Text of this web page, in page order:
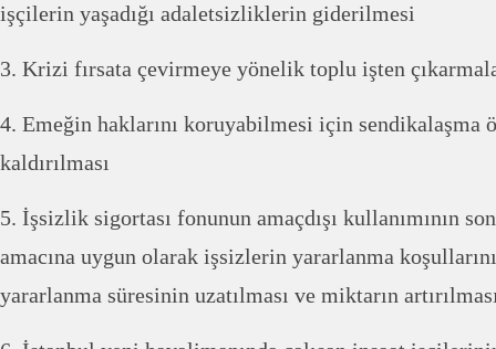
işçilerin yaşadığı adaletsizliklerin giderilmesi
3. Krizi fırsata çevirmeye yönelik toplu işten
4. Emeğin haklarını koruyabilmesi için sendikalaşma
kaldırılması
5. İşsizlik sigortası fonunun amaçdışı kullanımının
amacına uygun olarak işsizlerin yararlanma
yararlanma süresinin uzatılması ve miktarın